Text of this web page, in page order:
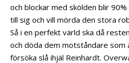
och blockar med skölden blir
till sig och vill mörda den stora
Så i en perfekt värld ska då
och döda dem motståndare som
försöka slå ihjäl Reinhardt.